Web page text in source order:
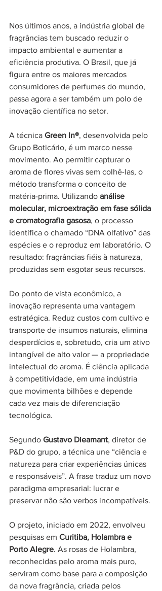
Nos últimos anos, a indústria global de
fragrâncias tem buscado reduzir o
impacto ambiental e aumentar a
eficiência produtiva. O Brasil, que já
figura entre os maiores mercados
consumidores de perfumes do mundo,
passa agora a ser também um polo de
inovação científica no setor.
A técnica Green In®, desenvolvida pelo
Grupo Boticário, é um marco nesse
movimento. Ao permitir capturar o
aroma de flores vivas sem colhê-las, o
método transforma o conceito de
matéria-prima. Utilizando análise
molecular, microextração em fase sólida
e cromatografia gasosa, o processo
identifica o chamado “DNA olfativo” das
espécies e o reproduz em laboratório. O
resultado: fragrâncias fiéis à natureza,
produzidas sem esgotar seus recursos.
Do ponto de vista econômico, a
inovação representa uma vantagem
estratégica. Reduz custos com cultivo e
transporte de insumos naturais, elimina
desperdícios e, sobretudo, cria um ativo
intangível de alto valor — a propriedade
intelectual do aroma. É ciência aplicada
à competitividade, em uma indústria
que movimenta bilhões e depende
cada vez mais de diferenciação
tecnológica.
Segundo Gustavo Dieamant, diretor de
P&D do grupo, a técnica une “ciência e
natureza para criar experiências únicas
e responsáveis”. A frase traduz um novo
paradigma empresarial: lucrar e
preservar não são verbos incompatíveis.
O projeto, iniciado em 2022, envolveu
pesquisas em Curitiba, Holambra e
Porto Alegre. As rosas de Holambra,
reconhecidas pelo aroma mais puro,
serviram como base para a composição
da nova fragrância, criada pelos